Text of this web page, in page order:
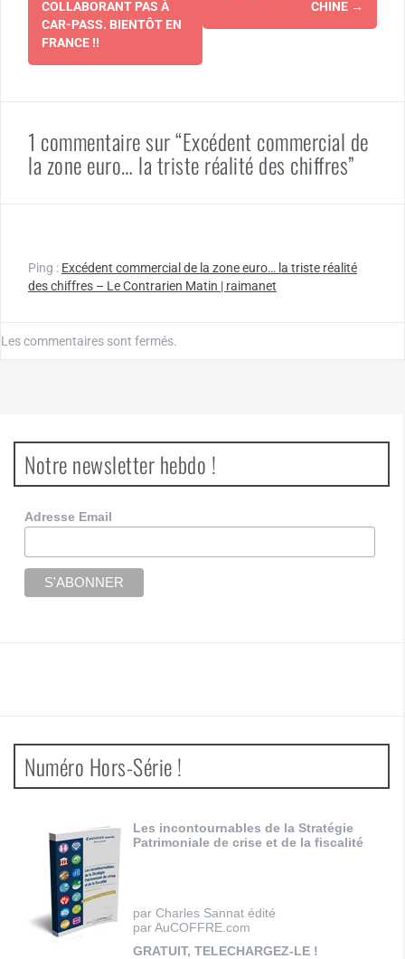
COLLABORANT PAS À
CAR-PASS. BIENTÔT EN
FRANCE !!
CHINE →
1 commentaire sur “Excédent commercial de
la zone euro… la triste réalité des chiffres”
Ping : Excédent commercial de la zone euro… la triste réalité
des chiffres – Le Contrarien Matin | raimanet
Les commentaires sont fermés.
Notre newsletter hebdo !
Adresse Email
Numéro Hors-Série !
Les incontournables de la Stratégie
Patrimoniale de crise et de la fiscalité
par Charles Sannat édité
par AuCOFFRE.com
GRATUIT, TELECHARGEZ-LE !